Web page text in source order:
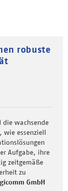
robuste
die wachsende
wie essenziell
Aufgabe, ihre
zeitgemäße
zu
GmbH